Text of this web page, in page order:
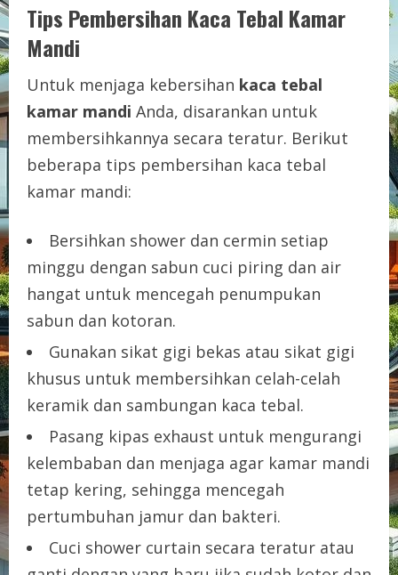
Tips Pembersihan Kaca Tebal Kamar
Mandi
Untuk menjaga kebersihan kaca tebal
kamar mandi Anda, disarankan untuk
membersihkannya secara teratur. Berikut
beberapa tips pembersihan kaca tebal
kamar mandi:
Bersihkan shower dan cermin setiap
minggu dengan sabun cuci piring dan air
hangat untuk mencegah penumpukan
sabun dan kotoran.
Gunakan sikat gigi bekas atau sikat gigi
khusus untuk membersihkan celah-celah
keramik dan sambungan kaca tebal.
Pasang kipas exhaust untuk mengurangi
kelembaban dan menjaga agar kamar mandi
tetap kering, sehingga mencegah
pertumbuhan jamur dan bakteri.
Cuci shower curtain secara teratur atau